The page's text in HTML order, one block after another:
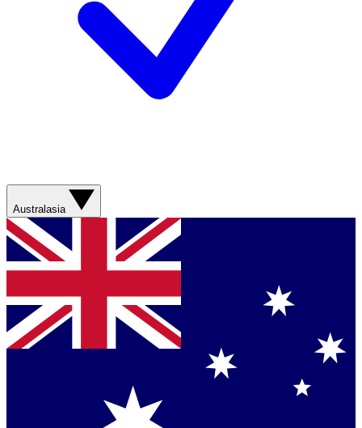
Australasia